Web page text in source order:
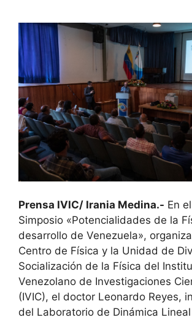
Prensa IVIC/ Irania Medina.- En
Simposio «Potencialidades de la
desarrollo de Venezuela»,
Centro de Física y la Unidad de
Socialización de la Física del
Venezolano de Investigaciones
(IVIC), el doctor Leonardo Reyes,
del Laboratorio de Dinámica